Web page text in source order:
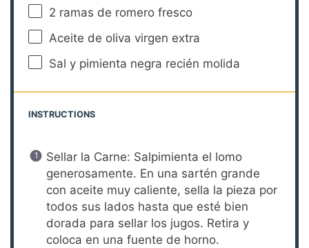
2 ramas de romero fresco
Aceite de oliva virgen extra
Sal y pimienta negra recién molida
INSTRUCTIONS
Sellar la Carne: Salpimienta el lomo
generosamente. En una sartén grande
con aceite muy caliente, sella la pieza por
todos sus lados hasta que esté bien
dorada para sellar los jugos. Retira y
coloca en una fuente de horno.